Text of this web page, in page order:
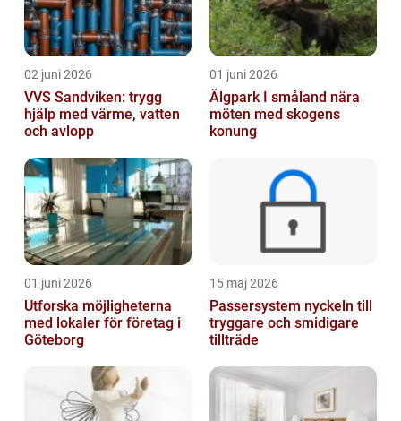
02 juni 2026
VVS Sandviken: trygg
hjälp med värme, vatten
och avlopp
01 juni 2026
Älgpark I småland nära
möten med skogens
konung
01 juni 2026
Utforska möjligheterna
med lokaler för företag i
Göteborg
15 maj 2026
Passersystem nyckeln till
tryggare och smidigare
tillträde